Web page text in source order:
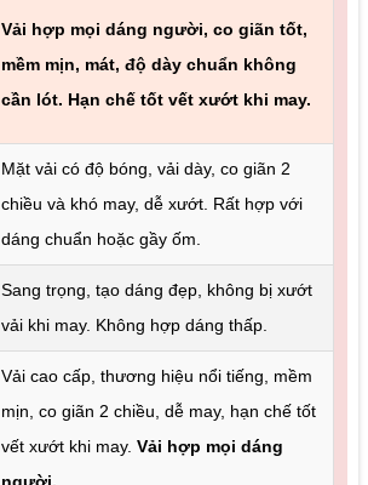
Vải hợp mọi dáng người, co giãn tốt,
mềm mịn, mát, độ dày chuẩn không
cần lót. Hạn chế tốt vết xướt khi may.
Mặt vải có độ bóng, vải dày, co giãn 2
chiều và khó may, dễ xướt. Rất hợp với
dáng chuẩn hoặc gầy ốm.
Sang trọng, tạo dáng đẹp, không bị xướt
vải khi may. Không hợp dáng thấp.
Vải cao cấp, thương hiệu nổi tiếng, mềm
mịn, co giãn 2 chiều, dễ may, hạn chế tốt
vết xướt khi may. Vải hợp mọi dáng
người.